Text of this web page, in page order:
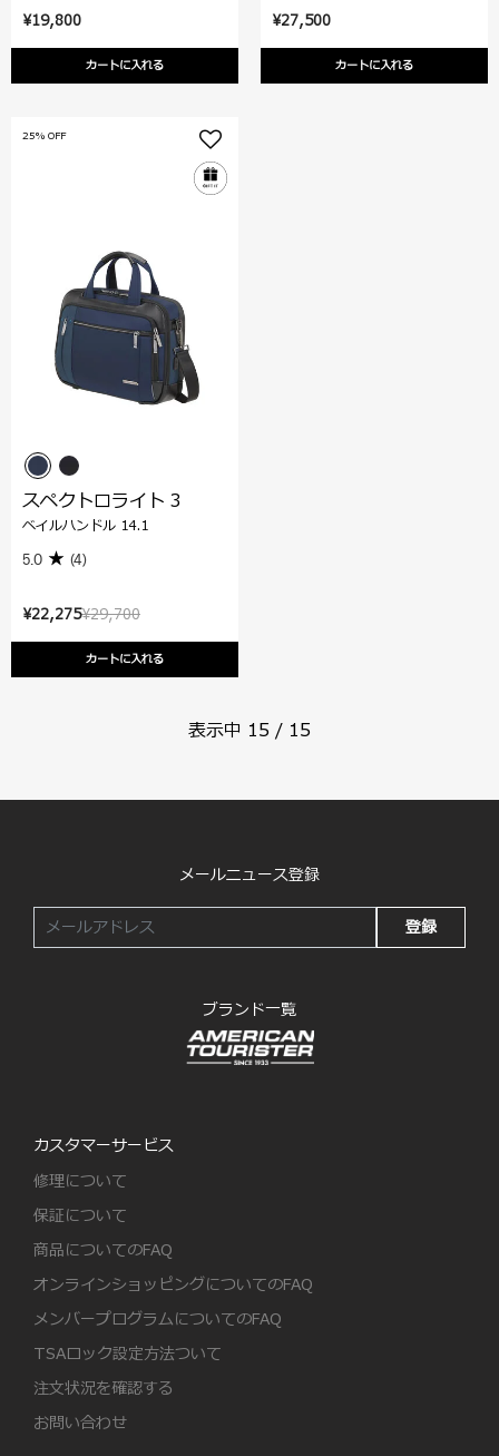
¥19,800
カートに入れる
¥27,500
カートに入れる
¥29,700
¥22,275
カートに入れる
25% OFF
スペクトロライト 3
ベイルハンドル 14.1
5.0 (4)
表示中 15 / 15
メールニュース登録
登録
ブランド一覧
カスタマーサービス
修理について
保証について
商品についてのFAQ
オンラインショッピングについてのFAQ
メンバープログラムについてのFAQ
TSAロック設定方法ついて
注文状況を確認する
お問い合わせ